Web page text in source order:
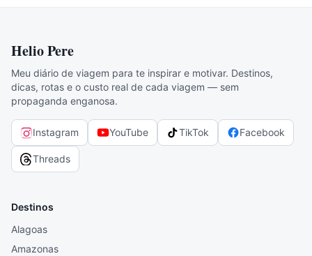
Helio Pere
Meu diário de viagem para te inspirar e motivar. Destinos,
dicas, rotas e o custo real de cada viagem — sem
propaganda enganosa.
Instagram YouTube TikTok Facebook
Threads
Destinos
Alagoas
Amazonas